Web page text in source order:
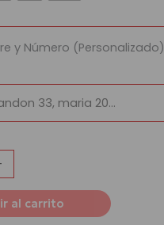
y Número (Personalizado)
al carrito